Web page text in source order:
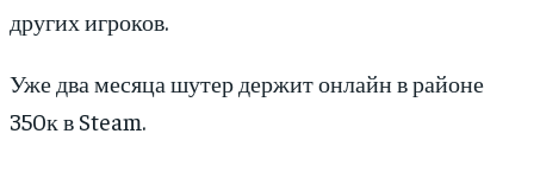
других игроков.
Уже два месяца шутер держит онлайн в районе
350к в Steam.